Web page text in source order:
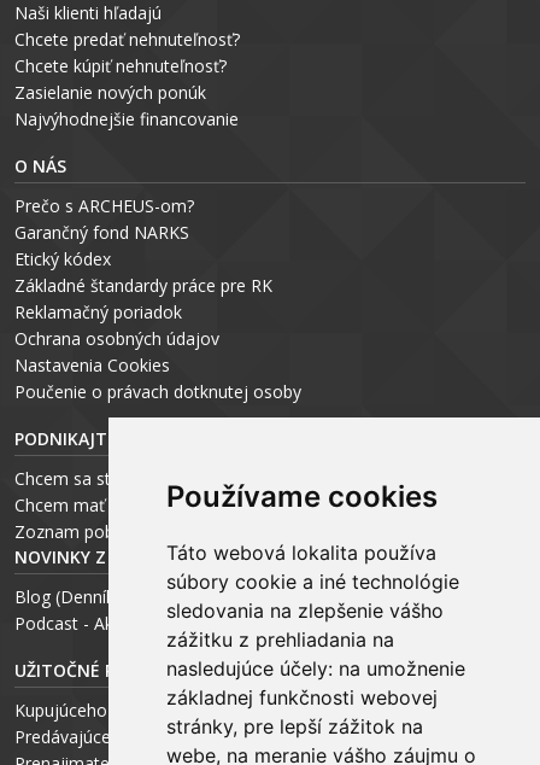
Používame cookies
Táto webová lokalita používa
súbory cookie a iné technológie
sledovania na zlepšenie vášho
zážitku z prehliadania na
nasledujúce účely: na umožnenie
základnej funkčnosti webovej
stránky, pre lepší zážitok na
webe, na meranie vášho záujmu o
Naši klienti hľadajú
Chcete predať nehnuteľnosť?
Chcete kúpiť nehnuteľnosť?
Zasielanie nových ponúk
Najvýhodnejšie financovanie
O NÁS
Prečo s ARCHEUS-om?
Garančný fond NARKS
Etický kódex
Základné štandardy práce pre RK
Reklamačný poriadok
Ochrana osobných údajov
Nastavenia Cookies
Poučenie o právach dotknutej osoby
PODNIKAJTE S ARCHEUS-OM
Chcem sa stať realitným odborníkom
Chcem mať vlastnú kanceláriu
Zoznam pobočiek
NOVINKY Z MÉDIÍ
Blog (Denník N a Trend) – R. Štalmach
Podcast - Ako začínal ARCHEUS - R. Štalmach / CEO
UŽITOČNÉ RADY PRE
Kupujúceho
Predávajúceho